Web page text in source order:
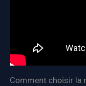
Comment choisir la